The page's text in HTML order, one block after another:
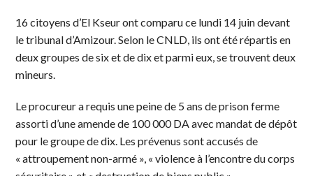
16 citoyens d’El Kseur ont comparu ce lundi 14 juin devant
le tribunal d’Amizour. Selon le CNLD, ils ont été répartis en
deux groupes de six et de dix et parmi eux, se trouvent deux
mineurs.
Le procureur a requis une peine de 5 ans de prison ferme
assorti d’une amende de 100 000 DA avec mandat de dépôt
pour le groupe de dix. Les prévenus sont accusés de
« attroupement non-armé », « violence à l’encontre du corps